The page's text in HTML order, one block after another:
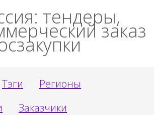
тендеры,
заказ
Тэги
Регионы
Заказчики